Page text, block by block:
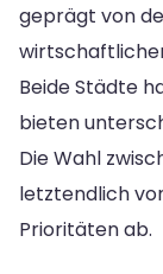
geprägt von
Beide Städte
bieten
Die Wahl
letztendlich
Prioritäten ab.